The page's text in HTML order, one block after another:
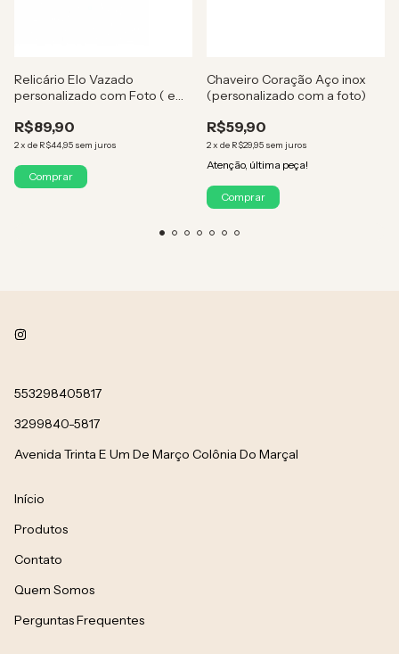
Relicário Elo Vazado
personalizado com Foto ( em
R$89,90
2x de R$44,95 sem juros
Chaveiro Coração Aço inox
(personalizado com a foto)
R$59,90
2x de R$29,95 sem juros
Atenção, última peça!
553298405817
3299840-5817
Avenida Trinta E Um De Março Colônia Do Marçal
Início
Produtos
Contato
Quem Somos
Perguntas Frequentes